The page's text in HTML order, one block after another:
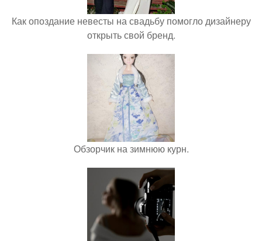
Как опоздание невесты на свадьбу помогло дизайнеру
открыть свой бренд.
Обзорчик на зимнюю курн.